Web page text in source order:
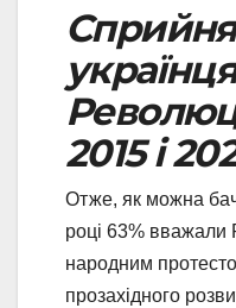
2015 і
Отже, як можна
році 63% вважали
народним
прозахідного